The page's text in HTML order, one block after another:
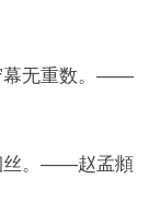
幕无重数。——
丝。——赵孟頫